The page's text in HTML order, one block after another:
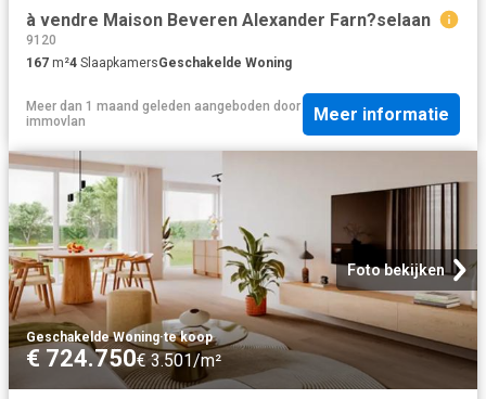
à vendre Maison Beveren Alexander Farn?selaan
9120
167 m²4 SlaapkamersGeschakelde Woning
Meer dan 1 maand geleden aangeboden door
immovlan
Meer informatie
Foto bekijken
Geschakelde Woning·te koop
€ 724.750€ 3.501/m²